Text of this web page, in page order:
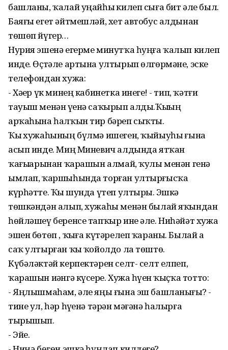
башланы, ҡалай уңайһыҙ килеп сыға бит әле был.
Баяғы егет әйтмешләй, хет автобус алдынан
төшөп йүгер…
Нурия эшенә егерме минутҡа һуңға ҡалып килеп
инде. Өҫтәле артына ултырып өлгөрмәне, эске
телефондан хужа:
- Хәҙер үк минең кабинетка инегеҙ! - тип, ҡәтғи
тауыш менән үҙенә саҡырып алды.Ҡыҙҙың
арҡаһына һалҡын тир бәреп сыҡты.
Ҡыҙ хужаһының бүлмә ишеген, ҡыйыуһыҙ ғына
асып инде. Миң Миневич алдында ятҡан
ҡағыҙҙарынан ҡарашын алмай, ҡулы менән генә
ымлап, ҡаршыһында торған ултырғысҡа
күрһәтте. Ҡыҙ шунда үтеп ултырҙы. Эшкә
төшкәндән алып, хужаһы менән былай яҡындан
һөйләшеү беренсе тапҡыр ине әле. Ниһәйәт хужа
эшен бөтөп , ҡыҙға күтәрелеп ҡараны. Былай ҙа
саҡ ултырған ҡыҙ ҡойолдо ла төштө.
Күбәләктәй керпектәрен селт- селт елпеп,
ҡарашын иҙәнгә күсерҙе. Хужа һүҙен ҡыҫҡа тотто:
- Яңлышмаһам, әле яңы ғына эш башланығыҙ? -
тине ул, һәр һүҙенә тәрән мәғәнә һалырға
тырышып.
- Эйе.